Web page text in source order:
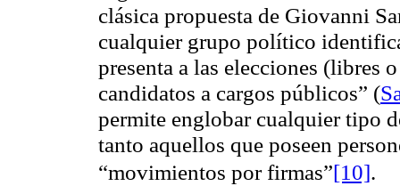
clásica propuesta de Giovanni
cualquier grupo político
presenta a las elecciones (libres
candidatos a cargos públicos” (
permite englobar cualquier tipo
tanto aquellos que poseen
“movimientos por firmas”[10].